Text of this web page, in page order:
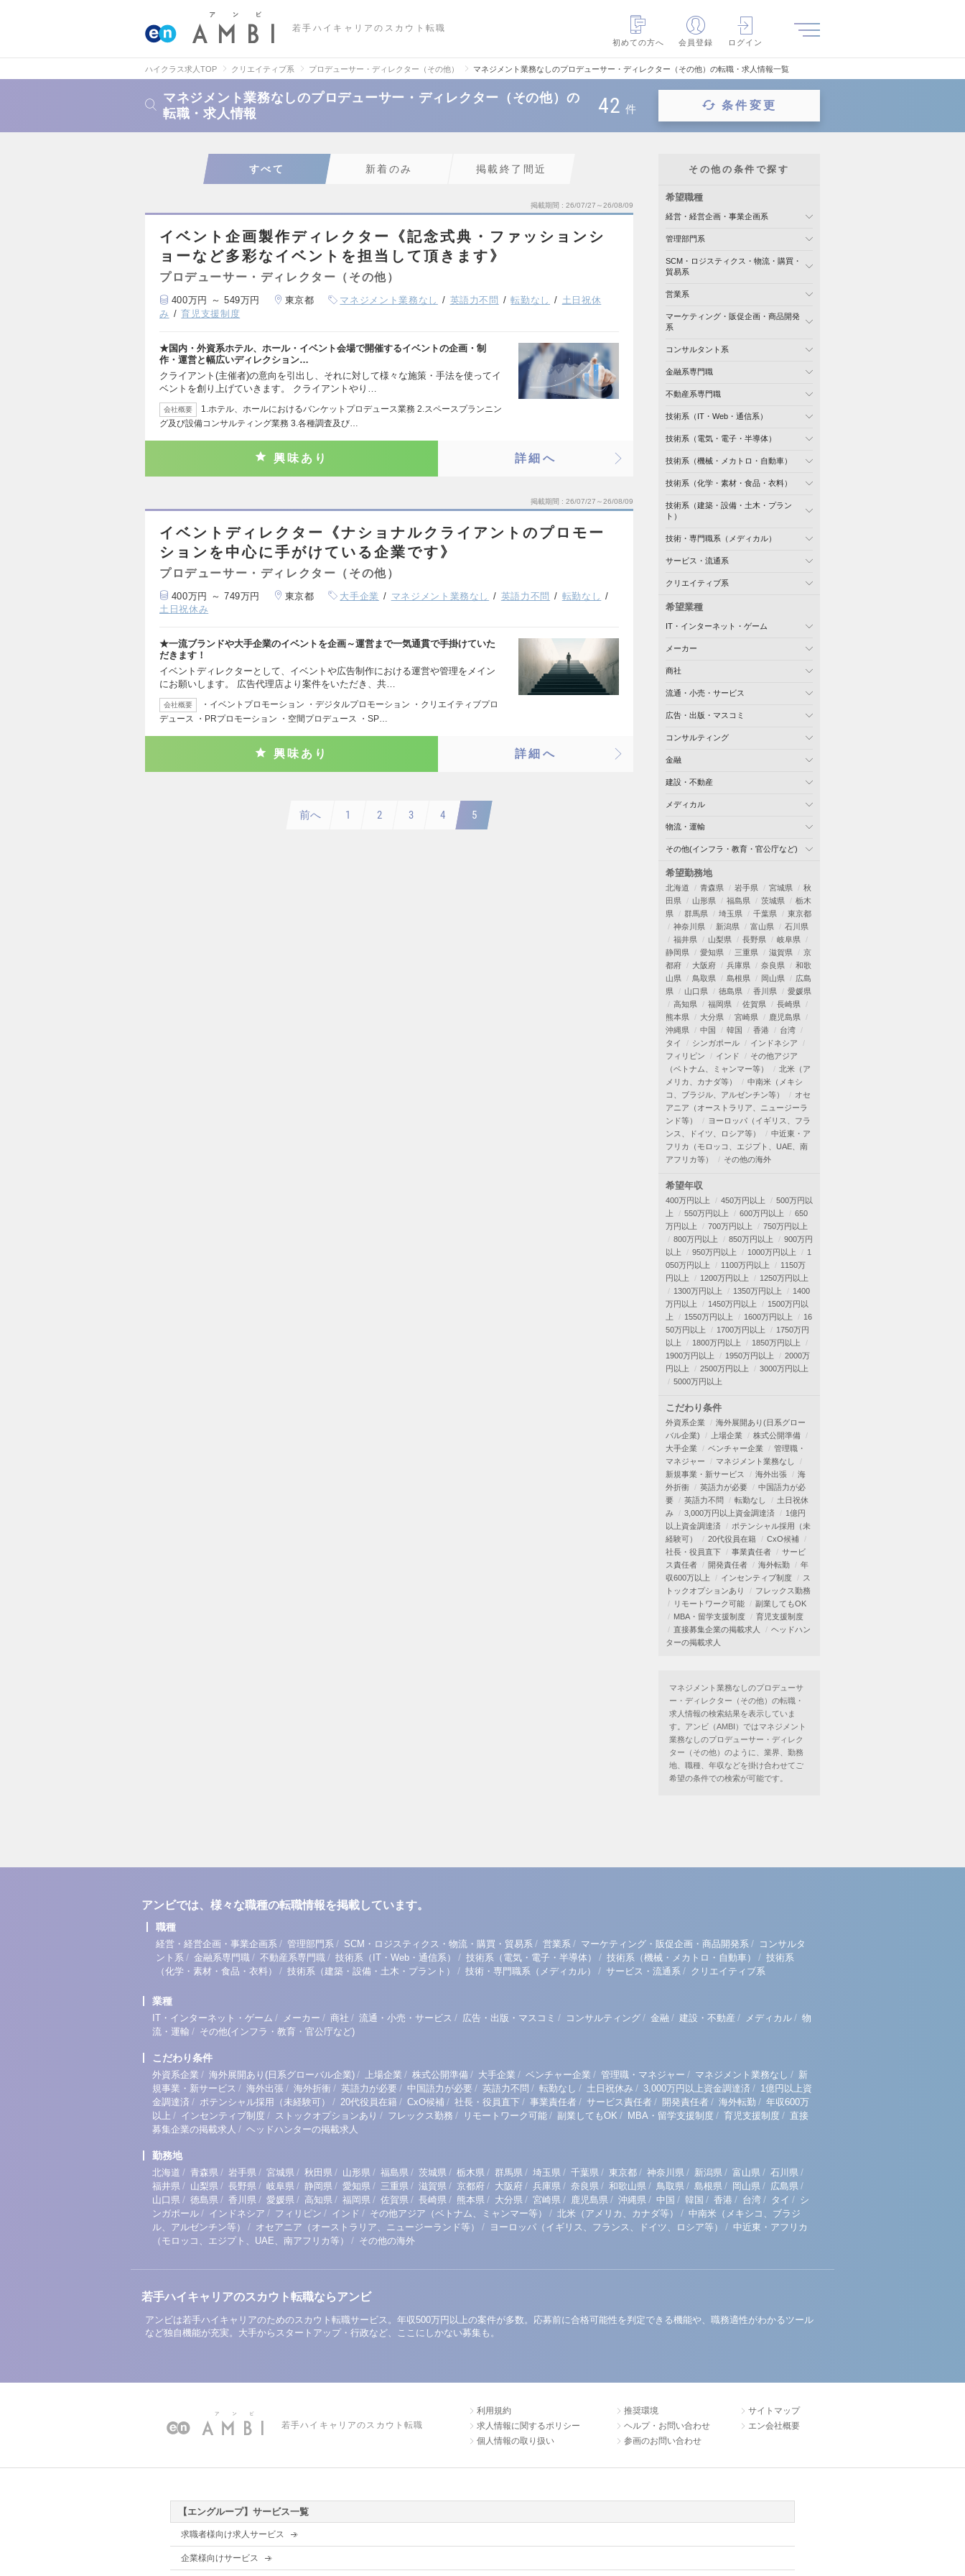
若手ハイキャリアのスカウト転職
初めての方へ
会員登録 ログイン
ハイクラス求人TOP クリエイティブ系 プロデューサー・ディレクター（その他） マネジメント業務なしのプロデューサー・ディレクター（その他）の転職・求人情報一覧
マネジメント業務なしのプロデューサー・ディレクター（その他）の
転職・求人情報
42 件 条件変更
すべて 新着のみ 掲載終了間近
掲載期間 26/07/27～26/08/09
イベント企画製作ディレクター《記念式典・ファッションシ
ョーなど多彩なイベントを担当して頂きます》
プロデューサー・ディレクター（その他）
400万円 ～ 549万円 東京都 マネジメント業務なし 英語力不問 転勤なし
土日祝休
み
育児支援制度
★国内・外資系ホテル、ホール・イベント会場で開催するイベントの企画・制
作・運営と幅広いディレクション…
クライアント(主催者)の意向を引出し、それに対して様々な施策・手法を使ってイ
ベントを創り上げていきます。 クライアントやり…
会社概要
1.ホテル、ホールにおけるバンケットプロデュース業務 2.スペースプランニン
グ及び設備コンサルティング業務 3.各種調査及び…
興味あり 詳細へ
掲載期間 26/07/27～26/08/09
イベントディレクター《ナショナルクライアントのプロモー
ションを中心に手がけている企業です》
プロデューサー・ディレクター（その他）
400万円 ～ 749万円 東京都 大手企業 マネジメント業務なし 英語力不問
転勤なし
土日祝休み
★一流ブランドや大手企業のイベントを企画～運営まで一気通貫で手掛けていた
だきます！
イベントディレクターとして、イベントや広告制作における運営や管理をメイン
にお願いします。 広告代理店より案件をいただき、共…
会社概要
・イベントプロモーション ・デジタルプロモーション ・クリエイティブプロ
デュース ・PRプロモーション ・空間プロデュース ・SP…
興味あり 詳細へ
前へ 1 2 3 4 5
その他の条件で探す
希望職種
経営・経営企画・事業企画系
管理部門系
SCM・ロジスティクス・物流・購買・
貿易系
営業系
マーケティング・販促企画・商品開発
系
コンサルタント系
金融系専門職
不動産系専門職
技術系（IT・Web・通信系）
技術系（電気・電子・半導体）
技術系（機械・メカトロ・自動車）
技術系（化学・素材・食品・衣料）
技術系（建築・設備・土木・プラン
ト）
技術・専門職系（メディカル）
サービス・流通系
クリエイティブ系
希望業種
IT・インターネット・ゲーム
メーカー
商社
流通・小売・サービス
広告・出版・マスコミ
コンサルティング
金融
建設・不動産
メディカル
物流・運輸
その他(インフラ・教育・官公庁など)
希望勤務地
北海道 青森県 岩手県 宮城県
秋
田県
山形県 福島県 茨城県
栃木
県
群馬県 埼玉県 千葉県
東京都
神奈川県
新潟県 富山県
石川県
福井県
山梨県 長野県
岐阜県
静岡県
愛知県 三重県 滋賀県
京
都府
大阪府 兵庫県 奈良県
和歌
山県
鳥取県 島根県 岡山県
広島
県
山口県 徳島県 香川県
愛媛県
高知県
福岡県 佐賀県
長崎県
熊本県
大分県 宮崎県
鹿児島県
沖縄県
中国 韓国 香港
台湾
タイ
シンガポール
インドネシア
フィリピン
インド
その他アジア
（ベトナム、ミャンマー等）
北米（ア
メリカ、カナダ等）
中南米（メキシ
コ、ブラジル、アルゼンチン等）
オセ
アニア（オーストラリア、ニュージーラ
ンド等）
ヨーロッパ（イギリス、フラ
ンス、ドイツ、ロシア等）
中近東・ア
フリカ（モロッコ、エジプト、UAE、南
アフリカ等）
その他の海外
希望年収
400万円以上 450万円以上
500万円以
上
550万円以上 600万円以上
650
万円以上
700万円以上
750万円以上
800万円以上
850万円以上
900万円
以上
950万円以上 1000万円以上
1
050万円以上
1100万円以上
1150万
円以上
1200万円以上
1250万円以上
1300万円以上
1350万円以上
1400
万円以上
1450万円以上
1500万円以
上
1550万円以上 1600万円以上
16
50万円以上
1700万円以上
1750万円
以上
1800万円以上
1850万円以上
1900万円以上
1950万円以上
2000万
円以上
2500万円以上
3000万円以上
5000万円以上
こだわり条件
外資系企業
海外展開あり(日系グロー
バル企業)
上場企業
株式公開準備
大手企業
ベンチャー企業
管理職・
マネジャー
マネジメント業務なし
新規事業・新サービス
海外出張
海
外折衝
英語力が必要
中国語力が必
要
英語力不問 転勤なし
土日祝休
み
3,000万円以上資金調達済
1億円
以上資金調達済
ポテンシャル採用（未
経験可）
20代役員在籍
CxO候補
社長・役員直下
事業責任者
サービ
ス責任者
開発責任者 海外転勤
年
収600万以上
インセンティブ制度
ス
トックオプションあり
フレックス勤務
リモートワーク可能
副業してもOK
MBA・留学支援制度
育児支援制度
直接募集企業の掲載求人
ヘッドハン
ターの掲載求人
マネジメント業務なしのプロデューサ
ー・ディレクター（その他）の転職・
求人情報の検索結果を表示していま
す。アンビ（AMBI）ではマネジメント
業務なしのプロデューサー・ディレク
ター（その他）のように、業界、勤務
地、職種、年収などを掛け合わせてご
希望の条件での検索が可能です。
アンビでは、様々な職種の転職情報を掲載しています。
職種
経営・経営企画・事業企画系 / 管理部門系 / SCM・ロジスティクス・物流・購買・貿易系 / 営業系 / マーケティング・販促企画・商品開発系 / コンサルタ
ント系 / 金融系専門職 / 不動産系専門職 / 技術系（IT・Web・通信系） / 技術系（電気・電子・半導体） / 技術系（機械・メカトロ・自動車） / 技術系
（化学・素材・食品・衣料）
/ 技術系（建築・設備・土木・プラント） / 技術・専門職系（メディカル） / サービス・流通系 / クリエイティブ系
業種
IT・インターネット・ゲーム / メーカー / 商社 / 流通・小売・サービス / 広告・出版・マスコミ / コンサルティング / 金融 / 建設・不動産 / メディカル / 物
流・運輸 / その他(インフラ・教育・官公庁など)
こだわり条件
外資系企業 / 海外展開あり(日系グローバル企業) / 上場企業 / 株式公開準備 / 大手企業 / ベンチャー企業 / 管理職・マネジャー / マネジメント業務なし / 新
規事業・新サービス / 海外出張 / 海外折衝 / 英語力が必要 / 中国語力が必要 / 英語力不問 / 転勤なし / 土日祝休み / 3,000万円以上資金調達済 / 1億円以上資
金調達済 / ポテンシャル採用（未経験可） / 20代役員在籍 / CxO候補 / 社長・役員直下 / 事業責任者 / サービス責任者 / 開発責任者 / 海外転勤 / 年収600万
以上 / インセンティブ制度 / ストックオプションあり / フレックス勤務 / リモートワーク可能 / 副業してもOK / MBA・留学支援制度 / 育児支援制度 / 直接
募集企業の掲載求人 / ヘッドハンターの掲載求人
勤務地
北海道 / 青森県 / 岩手県 / 宮城県 / 秋田県 / 山形県 / 福島県 / 茨城県 / 栃木県 / 群馬県 / 埼玉県 / 千葉県 / 東京都 / 神奈川県 / 新潟県 / 富山県 / 石川県 /
福井県 / 山梨県 / 長野県 / 岐阜県 / 静岡県 / 愛知県 / 三重県 / 滋賀県 / 京都府 / 大阪府 / 兵庫県 / 奈良県 / 和歌山県 / 鳥取県 / 島根県 / 岡山県 / 広島県 /
山口県 / 徳島県 / 香川県 / 愛媛県 / 高知県 / 福岡県 / 佐賀県 / 長崎県 / 熊本県 / 大分県 / 宮崎県 / 鹿児島県 / 沖縄県 / 中国 / 韓国 / 香港 / 台湾 / タイ / シ
ンガポール / インドネシア / フィリピン / インド / その他アジア（ベトナム、ミャンマー等） / 北米（アメリカ、カナダ等） / 中南米（メキシコ、ブラジ
ル、アルゼンチン等）
/ オセアニア（オーストラリア、ニュージーランド等） / ヨーロッパ（イギリス、フランス、ドイツ、ロシア等） / 中近東・アフリカ
（モロッコ、エジプト、UAE、南アフリカ等）
/ その他の海外
若手ハイキャリアのスカウト転職ならアンビ
アンビは若手ハイキャリアのためのスカウト転職サービス。年収500万円以上の案件が多数。応募前に合格可能性を判定できる機能や、職務適性がわかるツール
など独自機能が充実。大手からスタートアップ・行政など、ここにしかない募集も。
若手ハイキャリアのスカウト転職
利用規約
求人情報に関するポリシー
個人情報の取り扱い
推奨環境
ヘルプ・お問い合わせ
参画のお問い合わせ
サイトマップ
エン会社概要
【エングループ】サービス一覧
求職者様向け求人サービス
企業様向けサービス